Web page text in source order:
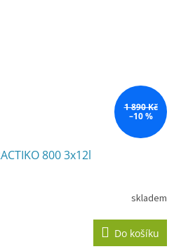
1 890 Kč
–10 %
800 3x12l
skladem
Do košíku